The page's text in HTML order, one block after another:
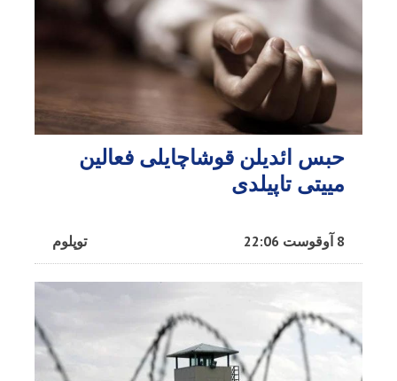
حبس ائدیلن قوشاچایلی فعالین
مییتی تاپیلدی
توپلوم 8 آوقوست 22:06